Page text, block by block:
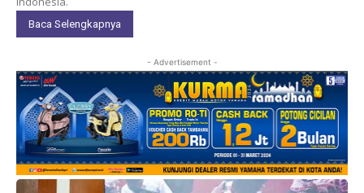
Baca Selengkapnya
- Advertisement -